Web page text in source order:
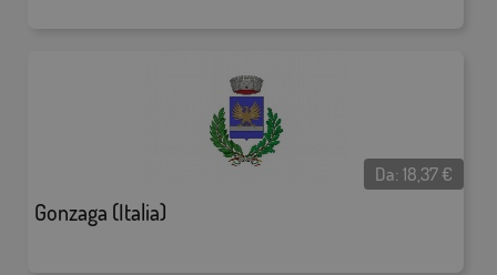
Gonzaga (Italia)
Da:18,37€